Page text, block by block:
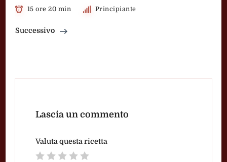
15 ore 20 min Principiante
Successivo
Lascia un commento
Valuta questa ricetta